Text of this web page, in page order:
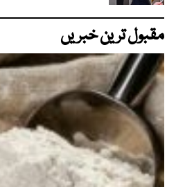
مقبول ترین خبریں